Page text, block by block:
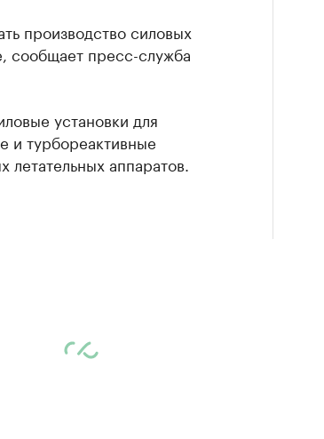
производство силовых
сообщает пресс-служба
установки для
и турбореактивные
аппаратов.